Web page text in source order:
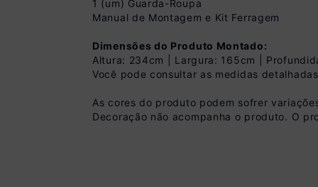
Pix
R$ 1.997,99 à
1 (um) Guarda-Roupa
Manual de Montagem e Kit Ferragem
Dimensões do Produto Montado:
Altura: 234cm | Largura: 165cm |
Você pode consultar as medidas
As cores do produto podem sofrer
Decoração não acompanha o produto. O